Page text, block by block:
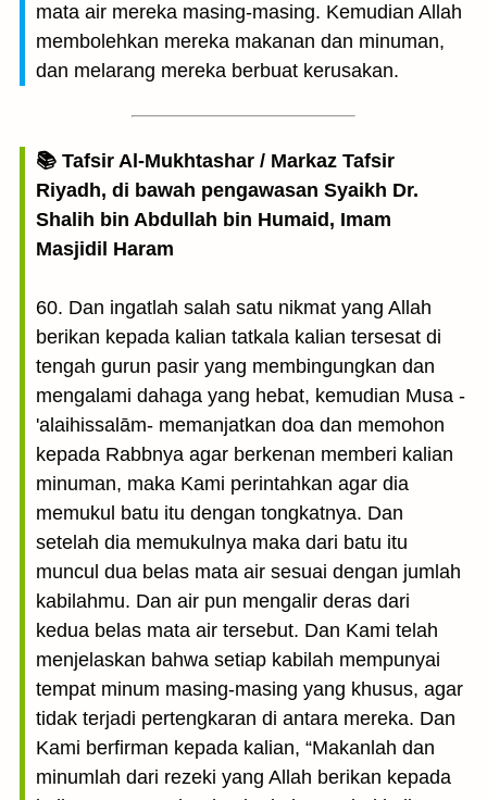
mata air mereka masing-masing. Kemudian Allah
membolehkan mereka makanan dan minuman,
dan melarang mereka berbuat kerusakan.
📚 Tafsir Al-Mukhtashar / Markaz Tafsir
Riyadh, di bawah pengawasan Syaikh Dr.
Shalih bin Abdullah bin Humaid, Imam
Masjidil Haram
60. Dan ingatlah salah satu nikmat yang Allah
berikan kepada kalian tatkala kalian tersesat di
tengah gurun pasir yang membingungkan dan
mengalami dahaga yang hebat, kemudian Musa -
'alaihissalām- memanjatkan doa dan memohon
kepada Rabbnya agar berkenan memberi kalian
minuman, maka Kami perintahkan agar dia
memukul batu itu dengan tongkatnya. Dan
setelah dia memukulnya maka dari batu itu
muncul dua belas mata air sesuai dengan jumlah
kabilahmu. Dan air pun mengalir deras dari
kedua belas mata air tersebut. Dan Kami telah
menjelaskan bahwa setiap kabilah mempunyai
tempat minum masing-masing yang khusus, agar
tidak terjadi pertengkaran di antara mereka. Dan
Kami berfirman kepada kalian, “Makanlah dan
minumlah dari rezeki yang Allah berikan kepada